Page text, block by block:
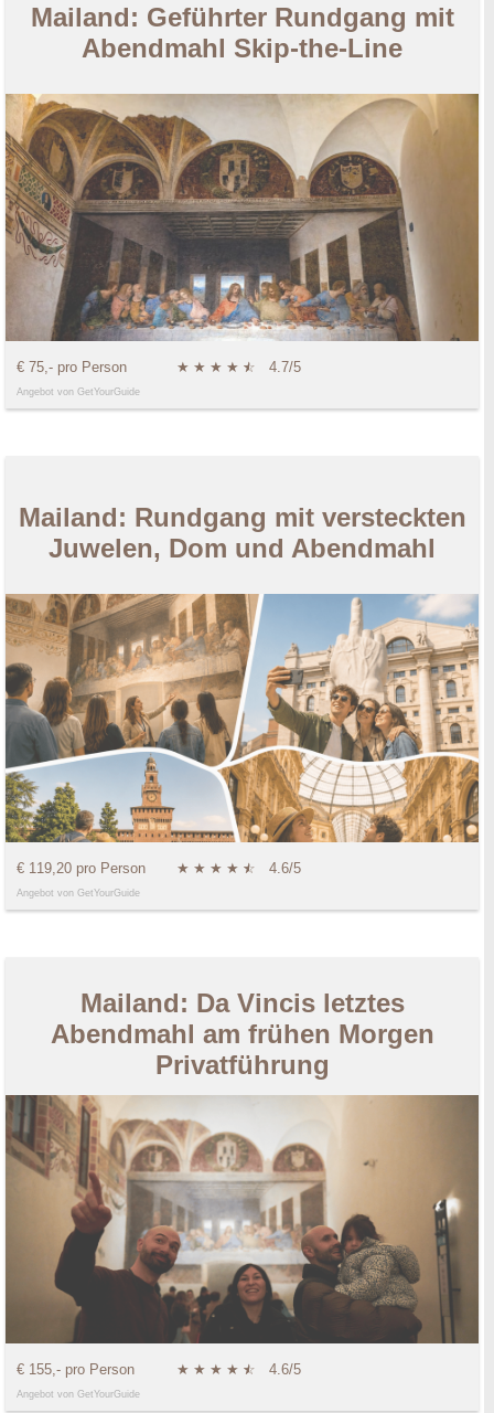
Mailand: Geführter Rundgang mit
Abendmahl Skip-the-Line
€ 75,- pro Person ★ ★ ★ ★ ★
☆ 4.7/5
Angebot von GetYourGuide
Mailand: Rundgang mit versteckten
Juwelen, Dom und Abendmahl
€ 119,20 pro Person ★ ★ ★ ★ ★
☆ 4.6/5
Angebot von GetYourGuide
Mailand: Da Vincis letztes
Abendmahl am frühen Morgen
Privatführung
€ 155,- pro Person ★ ★ ★ ★ ★
☆ 4.6/5
Angebot von GetYourGuide